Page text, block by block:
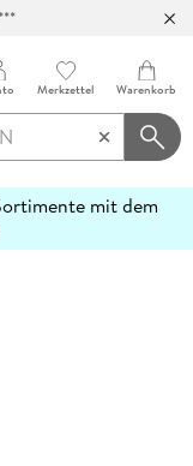
Merkzettel Warenkorb
mit dem